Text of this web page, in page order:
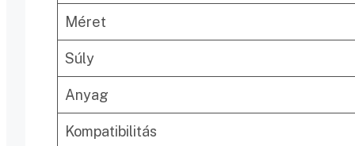
Méret
Súly
Anyag
Kompatibilitás